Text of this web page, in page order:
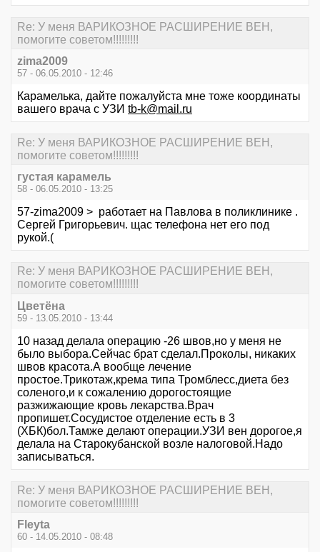
Re: У меня ВАРИКОЗНОЕ РАСШИРЕНИЕ ВЕН,
помогите советом!!!!!!!!!
zima2009
57 - 06.05.2010 - 12:46
Карамелька, дайте пожалуйста мне тоже координаты
вашего врача с УЗИ tb-k@mail.ru
Re: У меня ВАРИКОЗНОЕ РАСШИРЕНИЕ ВЕН,
помогите советом!!!!!!!!!
густая карамель
58 - 06.05.2010 - 13:25
57-zima2009 > работает на Павлова в поликлинике .
Сергей Григорьевич. щас телефона нет его под
рукой.(
Re: У меня ВАРИКОЗНОЕ РАСШИРЕНИЕ ВЕН,
помогите советом!!!!!!!!!
Цветёна
59 - 13.05.2010 - 13:44
10 назад делала операцию -26 швов,но у меня не
было выбора.Сейчас брат сделал.Проколы, никаких
швов красота.А вообще лечение
простое.Трикотаж,крема типа Тромблесс,диета без
соленого,и к сожалению дорогостоящие
разжижающие кровь лекарства.Врач
пропишет.Сосудистое отделение есть в 3
(ХБК)бол.Тамже делают операции.УЗИ вен дорогое,я
делала на Старокубанской возле налоговой.Надо
записываться.
Re: У меня ВАРИКОЗНОЕ РАСШИРЕНИЕ ВЕН,
помогите советом!!!!!!!!!
Fleyta
60 - 14.05.2010 - 08:48